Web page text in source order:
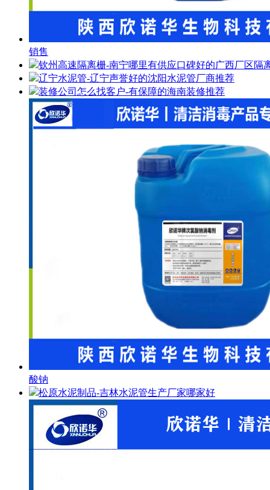
销售
钦州高速隔离栅-南宁哪里有供应口碑好的广西厂区隔
辽宁水泥管-辽宁声誉好的沈阳水泥管厂商推荐
装修公司怎么找客户-有保障的海南装修推荐
酸钠
松原水泥制品-吉林水泥管生产厂家哪家好